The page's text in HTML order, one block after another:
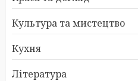
Культура та мистецтво
Кухня
Література